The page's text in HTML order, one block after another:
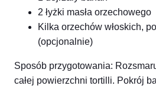
2 łyżki masła orzechowego
Kilka orzechów włoskich,
(opcjonalnie)
Sposób przygotowania:
całej powierzchni tortilli. Pokrój